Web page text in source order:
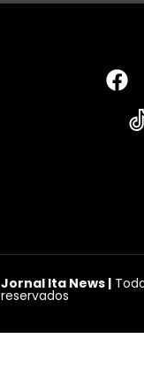
Jornal Ita News |
reservados